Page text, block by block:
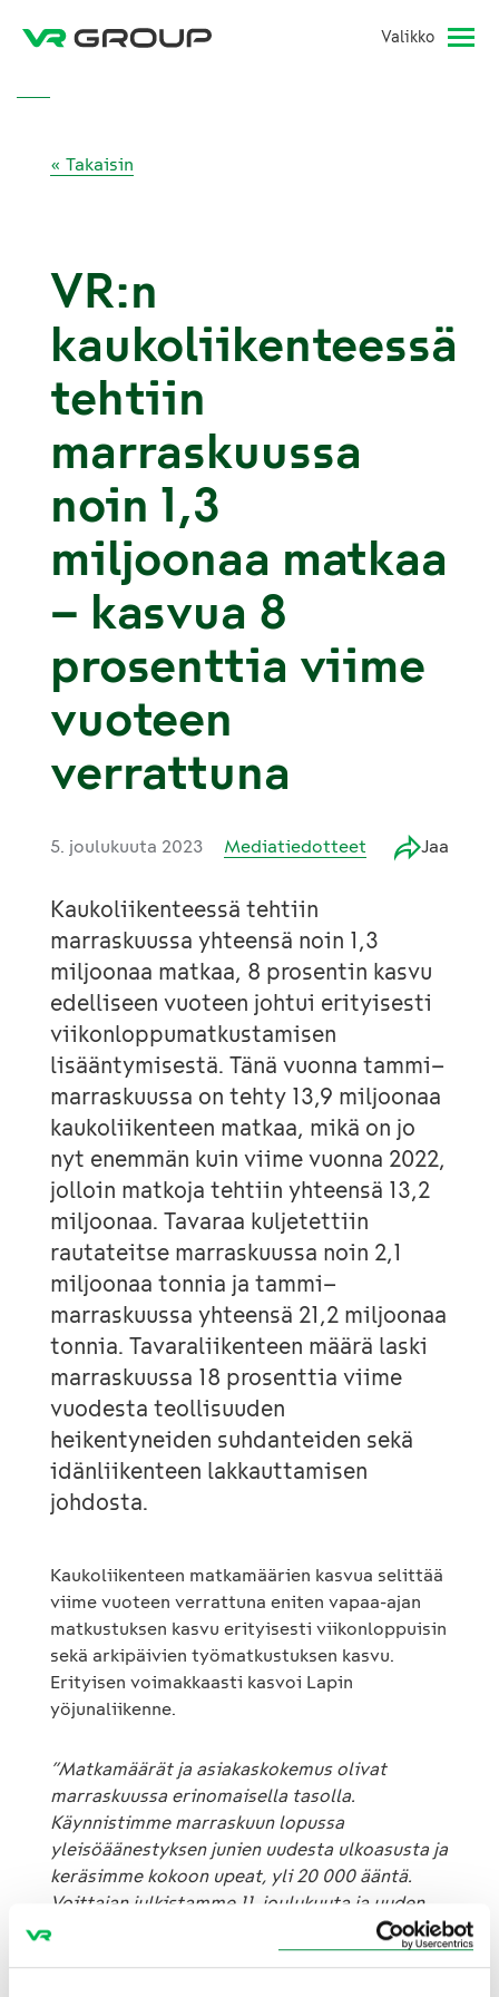
Valikko
« Takaisin
VR:n
kaukoliikenteessä
tehtiin
marraskuussa
noin 1,3
miljoonaa matkaa
– kasvua 8
prosenttia viime
vuoteen
verrattuna
5. joulukuuta 2023 Mediatiedotteet Jaa
Kaukoliikenteessä tehtiin
marraskuussa yhteensä noin 1,3
miljoonaa matkaa, 8 prosentin kasvu
edelliseen vuoteen johtui erityisesti
viikonloppumatkustamisen
lisääntymisestä. Tänä vuonna tammi–
marraskuussa on tehty 13,9 miljoonaa
kaukoliikenteen matkaa, mikä on jo
nyt enemmän kuin viime vuonna 2022,
jolloin matkoja tehtiin yhteensä 13,2
miljoonaa. Tavaraa kuljetettiin
rautateitse marraskuussa noin 2,1
miljoonaa tonnia ja tammi–
marraskuussa yhteensä 21,2 miljoonaa
tonnia. Tavaraliikenteen määrä laski
marraskuussa 18 prosenttia viime
vuodesta teollisuuden
heikentyneiden suhdanteiden sekä
idänliikenteen lakkauttamisen
johdosta.
Kaukoliikenteen matkamäärien kasvua selittää
viime vuoteen verrattuna eniten vapaa-ajan
matkustuksen kasvu erityisesti viikonloppuisin
sekä arkipäivien työmatkustuksen kasvu.
Erityisen voimakkaasti kasvoi Lapin
yöjunaliikenne.
”Matkamäärät ja asiakaskokemus olivat
marraskuussa erinomaisella tasolla.
Käynnistimme marraskuun lopussa
yleisöäänestyksen junien uudesta ulkoasusta ja
keräsimme kokoon upeat, yli 20 000 ääntä.
Voittajan julkistamme 11. joulukuuta ja uuden
näköinen junavaunu pääsee liikenteeseen ensi
vuonna. Sitä ennen keskitymme kuitenkin